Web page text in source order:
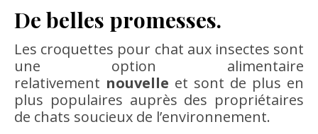
De belles promesses.
Les croquettes pour chat aux insectes sont
une option alimentaire
relativement nouvelle et sont de plus en
plus populaires auprès des propriétaires
de chats soucieux de l’environnement.